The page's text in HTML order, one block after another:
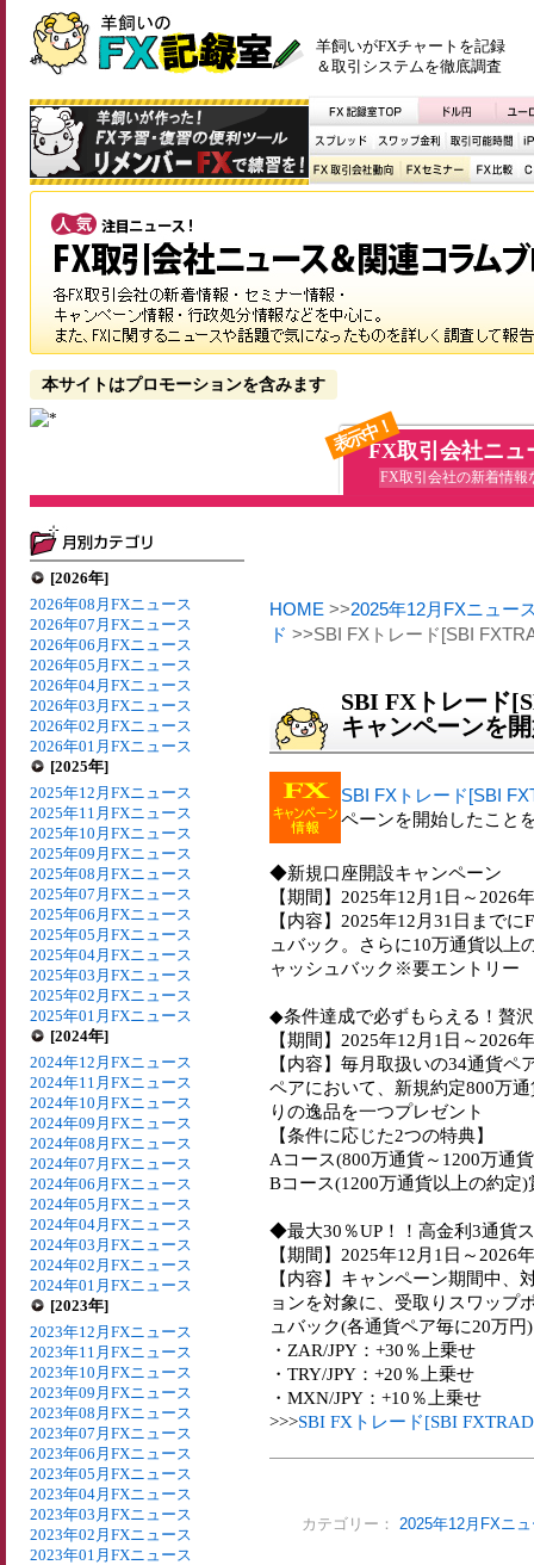
羊飼いがFXチャートを記録
＆取引システムを徹底調査
本サイトはプロモーションを含みます
表示中！FX取引会社ニュ
FX取引会社の新着情報
[2026年]
2026年08月FXニュース
2026年07月FXニュース
2026年06月FXニュース
2026年05月FXニュース
2026年04月FXニュース
2026年03月FXニュース
2026年02月FXニュース
2026年01月FXニュース
[2025年]
2025年12月FXニュース
2025年11月FXニュース
2025年10月FXニュース
2025年09月FXニュース
2025年08月FXニュース
2025年07月FXニュース
2025年06月FXニュース
2025年05月FXニュース
2025年04月FXニュース
2025年03月FXニュース
2025年02月FXニュース
2025年01月FXニュース
[2024年]
2024年12月FXニュース
2024年11月FXニュース
2024年10月FXニュース
2024年09月FXニュース
2024年08月FXニュース
2024年07月FXニュース
2024年06月FXニュース
2024年05月FXニュース
2024年04月FXニュース
2024年03月FXニュース
2024年02月FXニュース
2024年01月FXニュース
[2023年]
2023年12月FXニュース
2023年11月FXニュース
2023年10月FXニュース
2023年09月FXニュース
2023年08月FXニュース
2023年07月FXニュース
2023年06月FXニュース
2023年05月FXニュース
2023年04月FXニュース
2023年03月FXニュース
2023年02月FXニュース
2023年01月FXニュース
HOME >>2025年12月FXニュー
ド >>SBI FXトレード[SBI
SBI FXトレード
キャンペーンを
SBI FXトレード[SBI
ペーンを開始したこと
◆新規口座開設キャンペーン
【期間】2025年12月1日～2026
【内容】2025年12月31日まで
ュバック。さらに10万通貨以上
ャッシュバック※要エントリー
◆条件達成で必ずもらえる！贅
【期間】2025年12月1日～2026
【内容】毎月取扱いの34通貨ペ
ペアにおいて、新規約定800万
りの逸品を一つプレゼント
【条件に応じた2つの特典】
Aコース(800万通貨～1200万通
Bコース(1200万通貨以上の約定
◆最大30％UP！！高金利3通貨
【期間】2025年12月1日～2026
【内容】キャンペーン期間中
ョンを対象に、受取りスワップ
ュバック(各通貨ペア毎に20万円)
・ZAR/JPY：+30％上乗せ
・TRY/JPY：+20％上乗せ
・MXN/JPY：+10％上乗せ
>>>SBI FXトレード[SBI
カテゴリー： 2025年12月FXニ